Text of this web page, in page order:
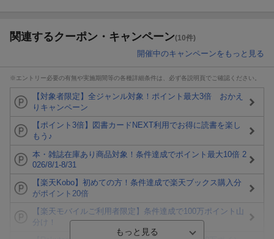
関連するクーポン・キャンペーン(10件)
開催中のキャンペーンをもっと見る
※エントリー必要の有無や実施期間等の各種詳細条件は、必ず各説明頁でご確認ください。
【対象者限定】全ジャンル対象！ポイント最大3倍 おかえ
りキャンペーン
【ポイント3倍】図書カードNEXT利用でお得に読書を楽し
もう♪
本・雑誌在庫あり商品対象！条件達成でポイント最大10倍 2
026/8/1-8/31
【楽天Kobo】初めての方！条件達成で楽天ブックス購入分
がポイント20倍
【楽天モバイルご利用者限定】条件達成で100万ポイント山
分け！